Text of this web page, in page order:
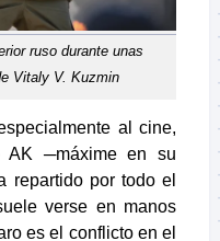
ruso durante unas
Vitaly V. Kuzmin
al cine,
AK ─máxime en su
repartido por todo el
verse en manos
es el conflicto en el